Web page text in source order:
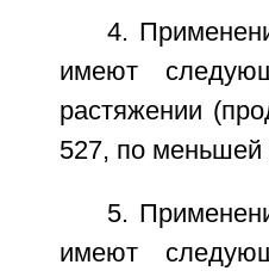
4.
имеют
растяжении
527, по
5.
имеют